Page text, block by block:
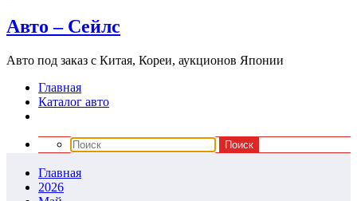
Авто – Сейлс
Авто под заказ с Китая, Кореи, аукционов Японии
Главная
Каталог авто
Главная
2026